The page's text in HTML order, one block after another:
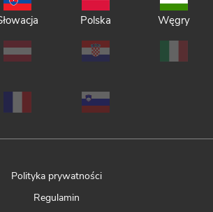
Polska Węgry
Polityka prywatności
Regulamin